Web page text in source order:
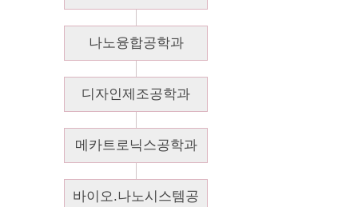
나노융합공학과
디자인제조공학과
메카트로닉스공학과
바이오.나노시스템공